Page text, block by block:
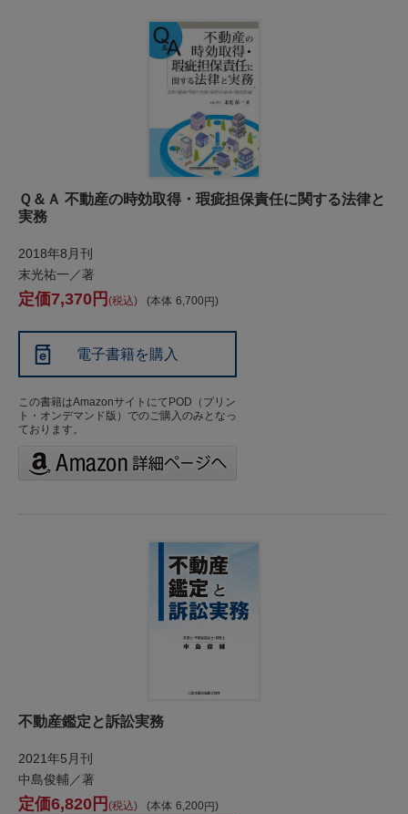
Ｑ＆Ａ 不動産の時効取得・瑕疵担保責任に関する法律と
実務
2018年8月刊
末光祐一／著
本体 6,700
7,370 税込
電子書籍を購入
この書籍はAmazonサイトにてPOD（プリン
ト・オンデマンド版）でのご購入のみとなっ
ております。
不動産鑑定と訴訟実務
2021年5月刊
中島俊輔／著
本体 6,200
6,820 税込